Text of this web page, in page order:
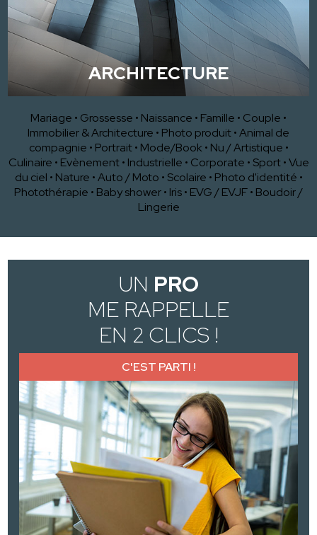
ARCHITECTURE
Mariage • Grossesse • Naissance • Famille • Couple •
Immobilier & Architecture • Photo produit•Animal de
compagnie • Portrait • Mode/Book • Nu / Artistique •
Culinaire • Evènement • Industrielle • Corporate • Sport •Vue
du ciel • Nature •Auto / Moto • Scolaire • Photo d'identité •
Photothérapie • Baby shower• Iris• EVG / EVJF• Boudoir /
Lingerie
UN PRO
ME RAPPELLE
EN 2 CLICS !
C'EST PARTI !